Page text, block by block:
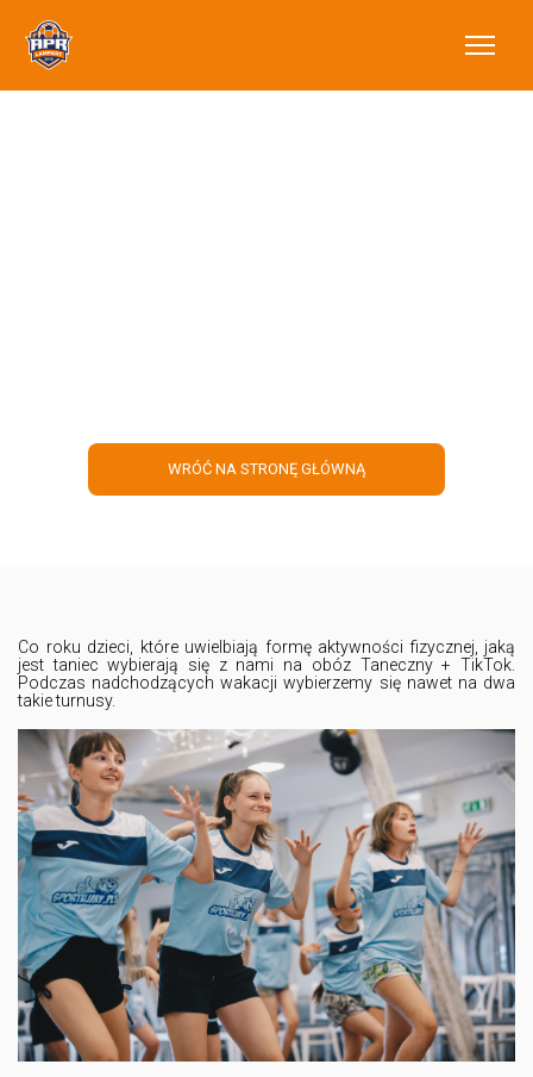
WRÓĆ NA STRONĘ GŁÓWNĄ
Co roku dzieci, które uwielbiają formę aktywności fizycznej, jaką
jest taniec wybierają się z nami na obóz Taneczny + TikTok.
Podczas nadchodzących wakacji wybierzemy się nawet na dwa
takie turnusy.